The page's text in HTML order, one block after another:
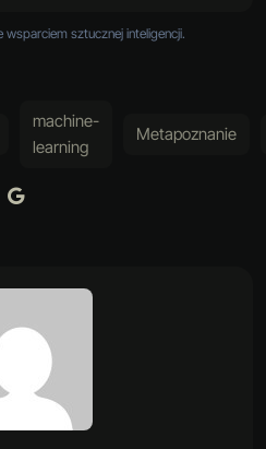
wsparciem sztucznej inteligencji.
machine-
learning
Metapoznanie